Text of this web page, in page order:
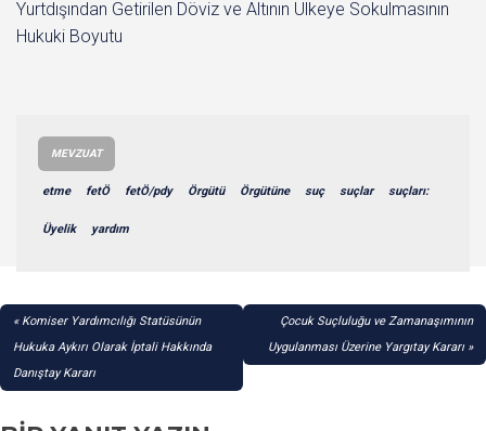
Yurtdışından Getirilen Döviz ve Altının Ülkeye Sokulmasının
Hukuki Boyutu
MEVZUAT
etme fetÖ fetÖ/pdy Örgütü Örgütüne suç suçlar suçları:
Üyelik yardım
YAZI
GEZINMESI
Komiser Yardımcılığı Statüsünün
Hukuka Aykırı Olarak İptali Hakkında
Danıştay Kararı
Çocuk Suçluluğu ve Zamanaşımının
Uygulanması Üzerine Yargıtay Kararı